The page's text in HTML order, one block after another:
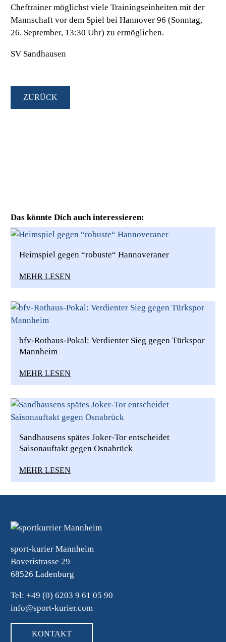
Cheftrainer möglichst viele Trainingseinheiten mit der
Mannschaft vor dem Spiel bei Hannover 96 (Sonntag,
26. September, 13:30 Uhr) zu ermöglichen.
SV Sandhausen
ZURÜCK
Das könnte Dich auch interessieren:
Heimspiel gegen “robuste“ Hannoveraner
MEHR LESEN
bfv-Rothaus-Pokal: Verdienter Sieg gegen Türkspor
Mannheim
MEHR LESEN
Sandhausens spätes Joker-Tor entscheidet
Saisonauftakt gegen Osnabrück
MEHR LESEN
sport-kurier Mannheim
Boveristrasse 29
68526 Ladenburg
Tel: +49 (0) 6203 9 61 05 90
info@sport-kurier.com
KONTAKT